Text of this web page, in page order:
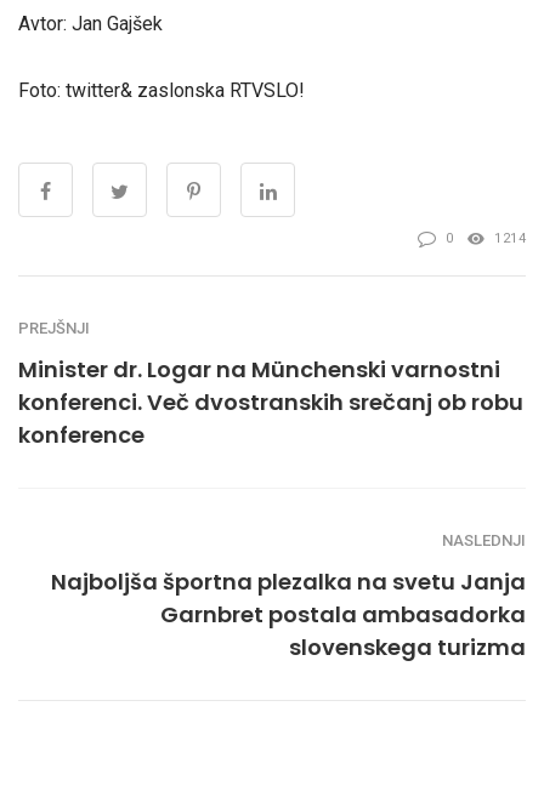
Avtor: Jan Gajšek
Foto: twitter& zaslonska RTVSLO!
0 1214
PREJŠNJI
Minister dr. Logar na Münchenski varnostni
konferenci. Več dvostranskih srečanj ob robu
konference
NASLEDNJI
Najboljša športna plezalka na svetu Janja
Garnbret postala ambasadorka
slovenskega turizma